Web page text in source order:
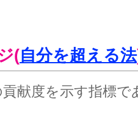
(自分を超える法
献度を示す指標で